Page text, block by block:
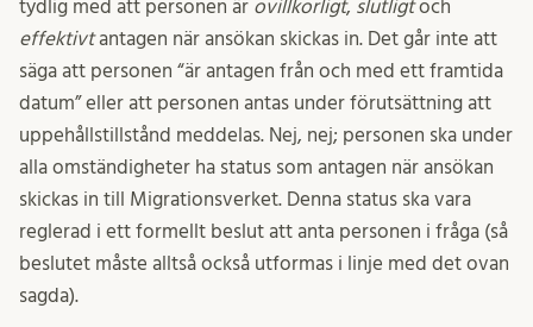
tydlig med att personen är ovillkorligt, slutligtoch
effektivtantagen när ansökan skickas in. Det går inte att
säga att personen “är antagen från och med ett framtida
datum” eller att personen antas under förutsättning att
uppehållstillstånd meddelas. Nej, nej; personen ska under
alla omständigheter ha status som antagen när ansökan
skickas in till Migrationsverket. Denna status ska vara
reglerad i ett formellt beslut att anta personen i fråga (så
beslutet måste alltså också utformas i linje med det ovan
sagda).